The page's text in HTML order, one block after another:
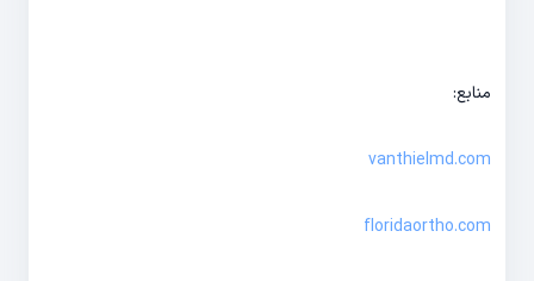
منابع:
vanthielmd.com
floridaortho.com